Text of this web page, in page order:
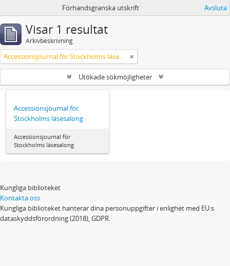
Förhandsgranska utskrift Avsluta
Visar 1 resultat
Arkivbeskrivning
Accessionsjournal för Stockholms läsesalong
Utökade sökmöjligheter
Accessionsjournal för
Stockholms läsesalong
Accessionsjournal för
Stockholms läsesalong
Kungliga biblioteket
Kontakta oss
Kungliga biblioteket hanterar dina personuppgifter i enlighet med EU:s
dataskyddsförordning (2018), GDPR.